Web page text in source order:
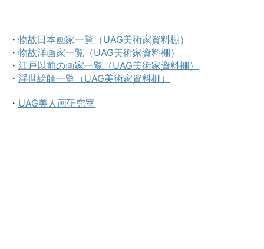
・ 物故日本画家一覧（UAG美術家資料棚）
・ 物故洋画家一覧（UAG美術家資料棚）
・ 江戸以前の画家一覧（UAG美術家資料棚）
・ 浮世絵師一覧（UAG美術家資料棚）
・ UAG美人画研究室